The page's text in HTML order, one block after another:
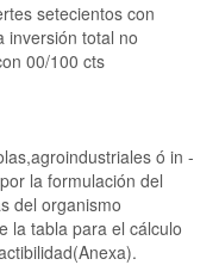
setecientos con
inversión total no
00/100 cts
ó in -
la formulación del
del organismo
la tabla para el cálculo